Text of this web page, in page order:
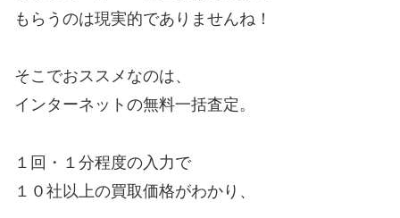
もらうのは現実的でありませんね！
そこでおススメなのは、
インターネットの無料一括査定。
１回・１分程度の入力で
１０社以上の買取価格がわかり、